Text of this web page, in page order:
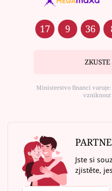
17 9 36
ZKUSTE
Ministerstvo financí
Jste si
zjistěte,